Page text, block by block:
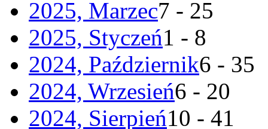
2025, Marzec7 - 25
2025, Styczeń1 - 8
2024, Październik6 - 35
2024, Wrzesień6 - 20
2024, Sierpień10 - 41